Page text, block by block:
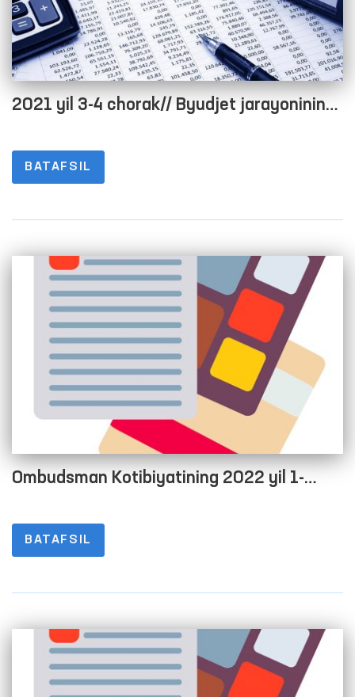
2021 yil 3-4 chorak// Byudjet jarayonining
veb-saytida maʼlumotlarni joylashtirish
tartibi to‘g‘risidagi nizomning 1-8-
BATAFSIL
Ombudsman Kotibiyatining 2022 yil 1-
qarzdorlik to‘g‘risida Maʼlumot
BATAFSIL